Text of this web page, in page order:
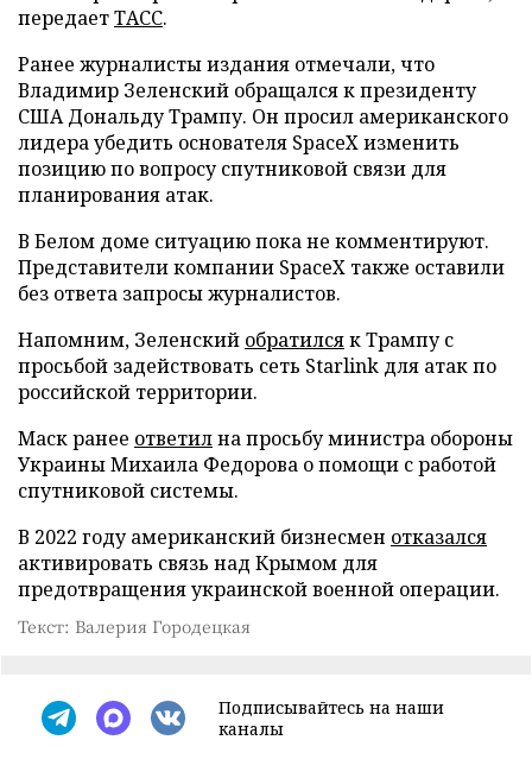
передаетТАСС.
Ранее журналисты издания отмечали, что
Владимир Зеленский обращался к президенту
США Дональду Трампу. Он просил американского
лидера убедить основателя SpaceX изменить
позицию по вопросу спутниковой связи для
планирования атак.
В Белом доме ситуацию пока не комментируют.
Представители компании SpaceX также оставили
без ответа запросы журналистов.
Напомним, Зеленский обратилсяк Трампу с
просьбой задействовать сеть Starlink для атак по
российской территории.
Маск ранее ответилна просьбу министра обороны
Украины Михаила Федорова о помощи с работой
спутниковой системы.
В 2022 году американский бизнесмен отказался
активировать связь над Крымом для
предотвращения украинской военной операции.
Текст: Валерия Городецкая
Подписывайтесь на наши
каналы